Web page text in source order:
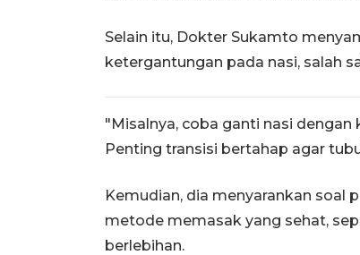
Selain itu, Dokter Sukamto
ketergantungan pada nasi, salah
"Misalnya, coba ganti nasi
Penting transisi bertahap agar
Kemudian, dia menyarankan soal
metode memasak yang sehat,
berlebihan.